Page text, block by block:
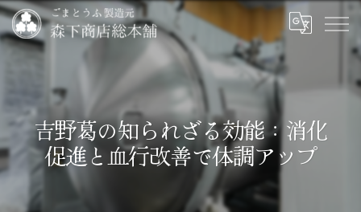
吉野葛の知られざる効能：消化
促進と血行改善で体調アップ